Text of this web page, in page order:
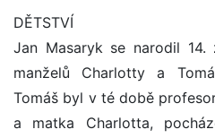
DĚTSTVÍ
Jan Masaryk se narodil
manželů Charlotty a
Tomáš byl v té době
a matka Charlotta,